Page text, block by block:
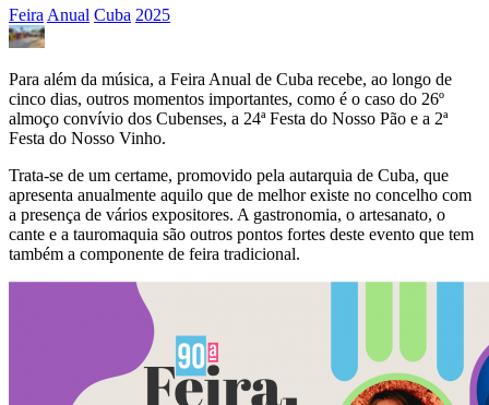
FeiraAnual Cuba 2025
Para além da música, a Feira Anual de Cuba recebe, ao longo de
cinco dias, outros momentos importantes, como é o caso do 26º
almoço convívio dos Cubenses, a 24ª Festa do Nosso Pão e a 2ª
Festa do Nosso Vinho.
Trata-se de um certame, promovido pela autarquia de Cuba, que
apresenta anualmente aquilo que de melhor existe no concelho com
a presença de vários expositores. A gastronomia, o artesanato, o
cante e a tauromaquia são outros pontos fortes deste evento que tem
também a componente de feira tradicional.